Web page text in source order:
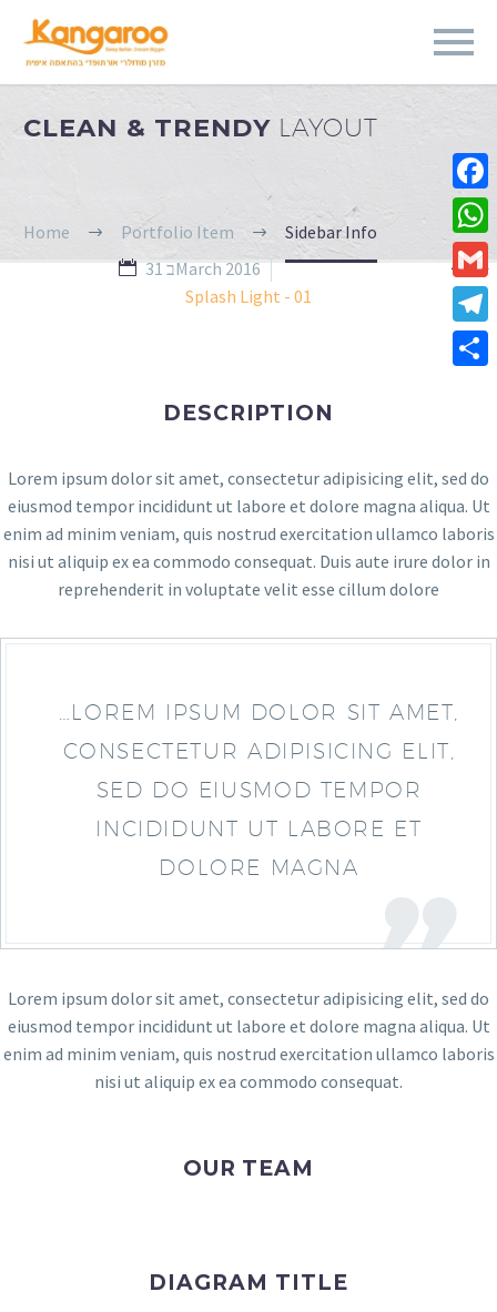
CLEAN & TRENDY LAYOUT
Home Portfolio Item Sidebar Info

31 בMarch 2016
Splash Light - 01
DESCRIPTION
Lorem ipsum dolor sit amet, consectetur adipisicing elit, sed do
eiusmod tempor incididunt ut labore et dolore magna aliqua. Ut
enim ad minim veniam, quis nostrud exercitation ullamco laboris
nisi ut aliquip ex ea commodo consequat. Duis aute irure dolor in
reprehenderit in voluptate velit esse cillum dolore
…LOREM IPSUM DOLOR SIT AMET,
CONSECTETUR ADIPISICING ELIT,
SED DO EIUSMOD TEMPOR
INCIDIDUNT UT LABORE ET
DOLORE MAGNA
Lorem ipsum dolor sit amet, consectetur adipisicing elit, sed do
eiusmod tempor incididunt ut labore et dolore magna aliqua. Ut
enim ad minim veniam, quis nostrud exercitation ullamco laboris
nisi ut aliquip ex ea commodo consequat.
OUR TEAM
DIAGRAM TITLE